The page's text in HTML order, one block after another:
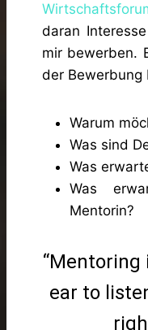
daran
mir bewerben.
der Bewerbung
Warum
Was sind
Was
Was
Mentorin?
“Mentoring
ear to